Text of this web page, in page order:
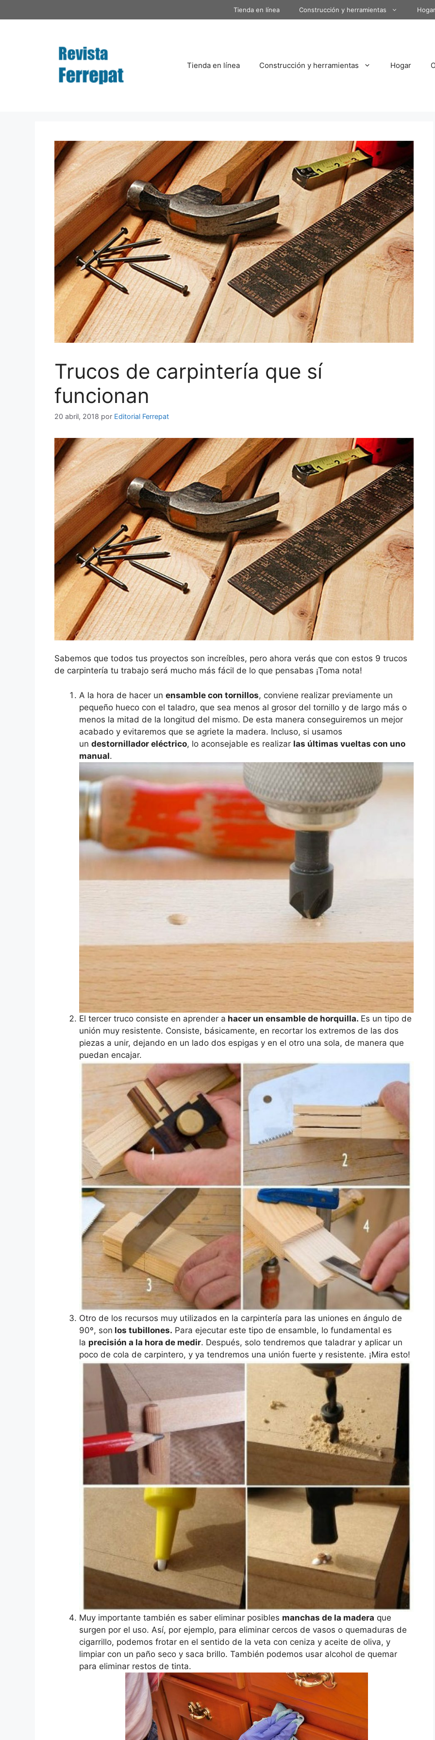
al
Tienda en línea Construcción y herramientas Hogar
Tienda en línea Construcción y herramientas Hogar
Trucos de carpintería que sí
funcionan
20 abril, 2018 por Editorial Ferrepat
Sabemos que todos tus proyectos son increíbles, pero ahora verás que con estos 9 trucos
de carpintería tu trabajo será mucho más fácil de lo que pensabas ¡Toma nota!
A la hora de hacer un ensamble con tornillos, conviene realizar previamente un
pequeño hueco con el taladro, que sea menos al grosor del tornillo y de largo más o
menos la mitad de la longitud del mismo. De esta manera conseguiremos un mejor
acabado y evitaremos que se agriete la madera. Incluso, si usamos
un destornillador eléctrico, lo aconsejable es realizar las últimas vueltas con uno
manual.
El tercer truco consiste en aprender a hacer un ensamble de horquilla. Es un tipo de
unión muy resistente. Consiste, básicamente, en recortar los extremos de las dos
piezas a unir, dejando en un lado dos espigas y en el otro una sola, de manera que
puedan encajar.
Otro de los recursos muy utilizados en la carpintería para las uniones en ángulo de
90º, son los tubillones. Para ejecutar este tipo de ensamble, lo fundamental es
la precisión a la hora de medir. Después, solo tendremos que taladrar y aplicar un
poco de cola de carpintero, y ya tendremos una unión fuerte y resistente. ¡Mira esto!
Muy importante también es saber eliminar posibles manchas de la madera que
surgen por el uso. Así, por ejemplo, para eliminar cercos de vasos o quemaduras de
cigarrillo, podemos frotar en el sentido de la veta con ceniza y aceite de oliva, y
limpiar con un paño seco y saca brillo. También podemos usar alcohol de quemar
para eliminar restos de tinta.